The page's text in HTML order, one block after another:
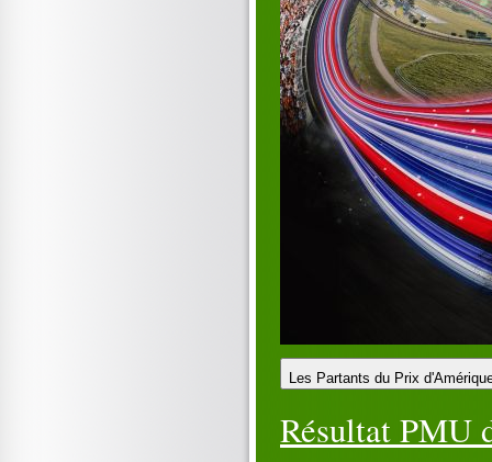
16
17 18 19
20
21
22 23 24
25
26
27 28 29
30
31
Octobre 2022
01
02 03 04
05
06
07 08 09
10
12 13 14
15
18 19
20
23 24
25
27 28 29
30
Les Partants du Prix
Résultat PMU